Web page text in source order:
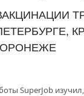
SuperJob